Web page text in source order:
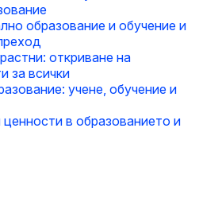
образование и обучение и
откриване на
за всички
учене, обучение и
в образованието и